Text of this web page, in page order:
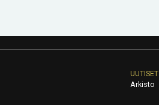
UUTISET
Arkisto